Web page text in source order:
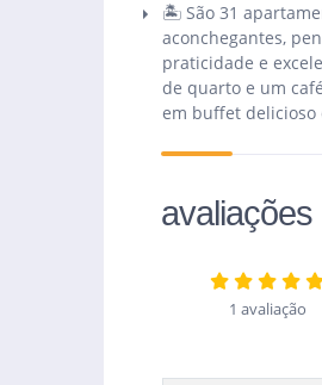
🏝️ São 31
aconchegantes,
praticidade e
de quarto e um
em buffet delicioso
avaliações
1 avaliação